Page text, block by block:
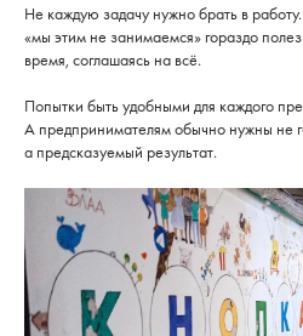
Не каждую задачу нужно брать в
«мы этим не занимаемся» гораздо
время, соглашаясь на всё.
Попытки быть удобными для каждого
А предпринимателям обычно нужны не
а предсказуемый результат.